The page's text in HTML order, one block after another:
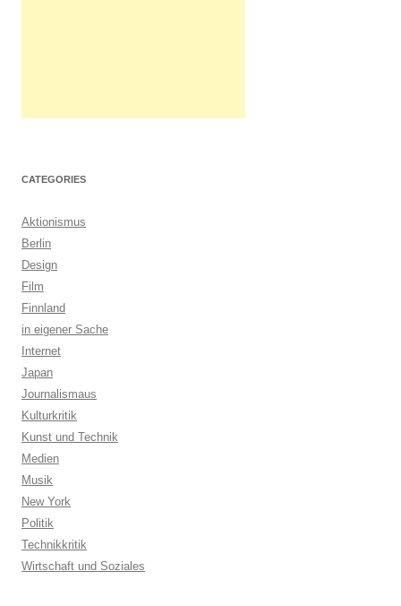
CATEGORIES
Aktionismus
Berlin
Design
Film
Finnland
in eigener Sache
Internet
Japan
Journalismaus
Kulturkritik
Kunst und Technik
Medien
Musik
New York
Politik
Technikkritik
Wirtschaft und Soziales